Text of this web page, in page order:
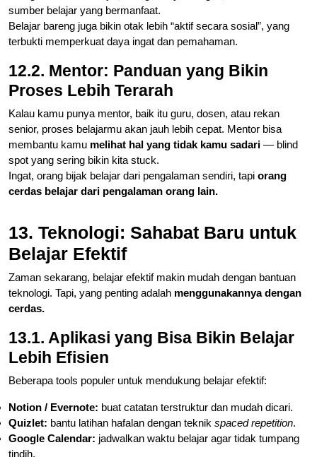
sumber belajar yang bermanfaat.
Belajar bareng juga bikin otak lebih “aktif secara sosial”, yang
terbukti memperkuat daya ingat dan pemahaman.
12.2. Mentor: Panduan yang Bikin
Proses Lebih Terarah
Kalau kamu punya mentor, baik itu guru, dosen, atau rekan
senior, proses belajarmu akan jauh lebih cepat. Mentor bisa
membantu kamu melihat hal yang tidak kamu sadari — blind
spot yang sering bikin kita stuck.
Ingat, orang bijak belajar dari pengalaman sendiri, tapi orang
cerdas belajar dari pengalaman orang lain.
13. Teknologi: Sahabat Baru untuk
Belajar Efektif
Zaman sekarang, belajar efektif makin mudah dengan bantuan
teknologi. Tapi, yang penting adalah menggunakannya dengan
cerdas.
13.1. Aplikasi yang Bisa Bikin Belajar
Lebih Efisien
Beberapa tools populer untuk mendukung belajar efektif:
Notion / Evernote: buat catatan terstruktur dan mudah dicari.
Quizlet: bantu latihan hafalan dengan teknik spaced repetition.
Google Calendar: jadwalkan waktu belajar agar tidak tumpang
tindih.